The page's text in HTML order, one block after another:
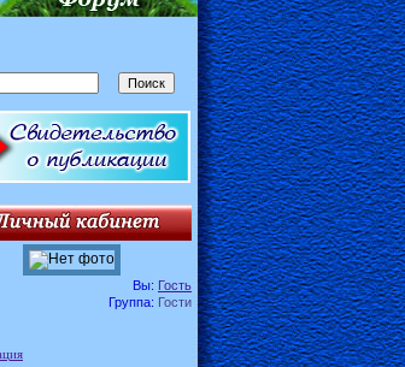
Вы: Гость
Группа: Гости